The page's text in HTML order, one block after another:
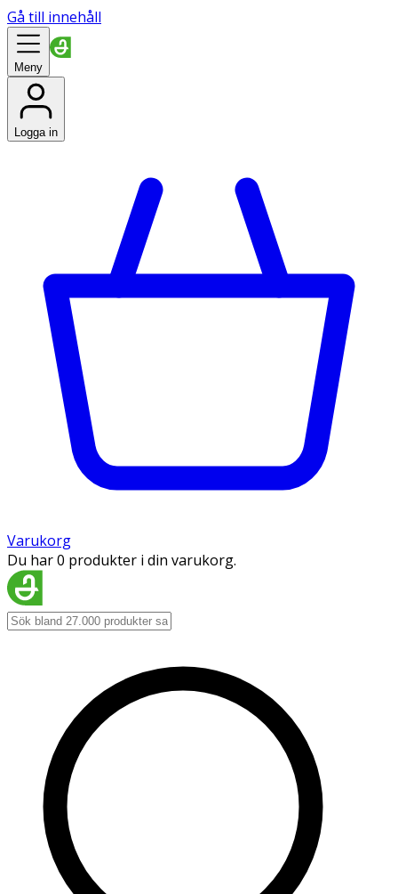
Gå till innehåll
Meny
Logga in
Varukorg
Du har 0 produkter i din varukorg.